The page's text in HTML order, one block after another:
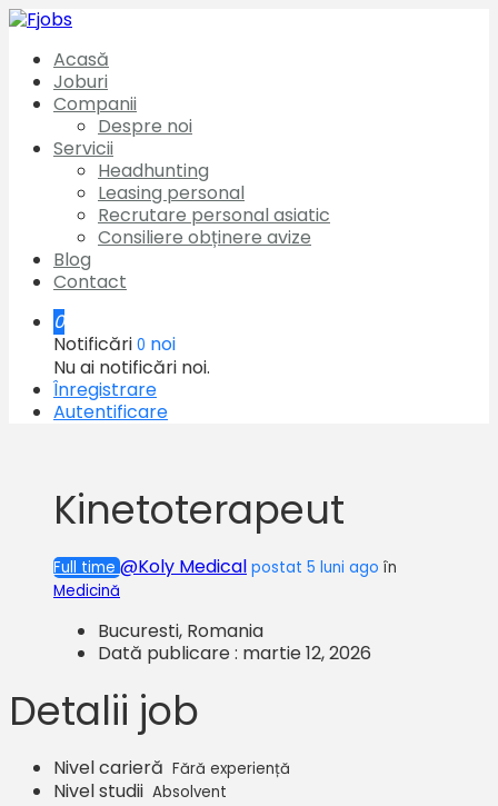
Acasă
Joburi
Companii
Despre noi
Servicii
Headhunting
Leasing personal
Recrutare personal asiatic
Consiliere obținere avize
Blog
Contact
0
Notificări 0 noi
Nu ai notificări noi.
Înregistrare
Autentificare
Kinetoterapeut
Full time@Koly Medical postat 5 luni ago în
Medicină
Bucuresti, Romania
Dată publicare : martie 12, 2026
Detalii job
Nivel carieră Fără experiență
Nivel studii Absolvent